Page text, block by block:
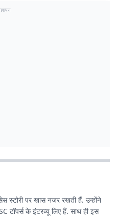
स्टोरी पर खास नजर रखती हैं. उन्होंने
टॉपर्स के इंटरव्यू लिए हैं. साथ ही इस